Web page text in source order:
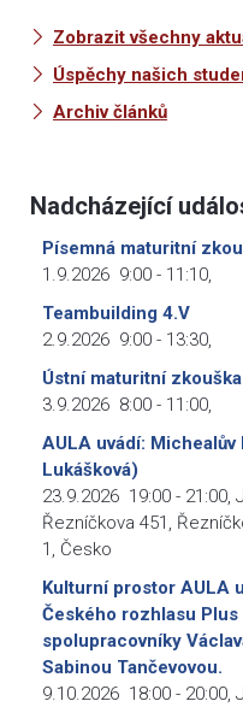
Zobrazit všechny
Úspěchy našich
Archiv článků
Nadcházející
Písemná maturitní
1.9.2026 9:00 - 11:10
Teambuilding 4.V
2.9.2026 9:00 - 13:30
Ústní maturitní zkouška
3.9.2026 8:00 - 11:00
AULA uvádí:
Lukášková)
23.9.2026 19:00 - 21:00
Řezníčkova 451,
1, Česko
Kulturní prostor AULA
Českého rozhlasu
spolupracovníky
Sabinou Tančevovou.
9.10.2026 18:00 - 20:00